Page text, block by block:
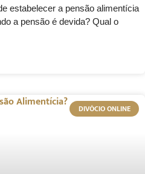
estabelecer a pensão alimentícia
a pensão é devida? Qual o
DIVÓCIO ONLINE